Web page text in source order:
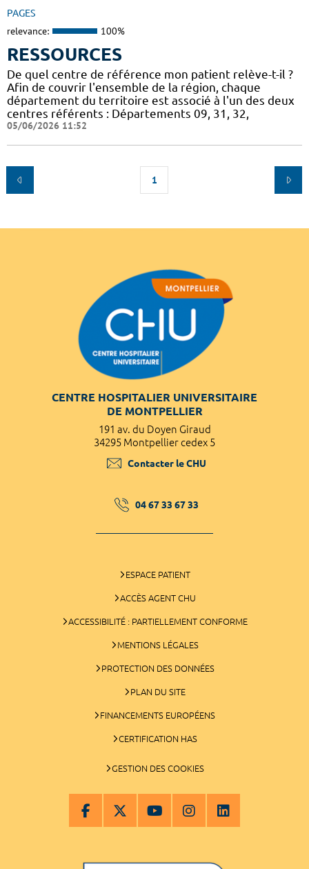
PAGES
relevance: 100%
RESSOURCES
De quel centre de référence mon patient relève-t-il ?
Afin de couvrir l'ensemble de la région, chaque
département du territoire est associé à l'un des deux
centres référents : Départements 09, 31, 32,
05/06/2026 11:52
1
CENTRE HOSPITALIER UNIVERSITAIRE
DE MONTPELLIER
191 av. du Doyen Giraud
34295 Montpellier cedex 5
Contacter le CHU
04 67 33 67 33
ESPACE PATIENT
ACCÈS AGENT CHU
ACCESSIBILITÉ : PARTIELLEMENT CONFORME
MENTIONS LÉGALES
PROTECTION DES DONNÉES
PLAN DU SITE
FINANCEMENTS EUROPÉENS
CERTIFICATION HAS
GESTION DES COOKIES